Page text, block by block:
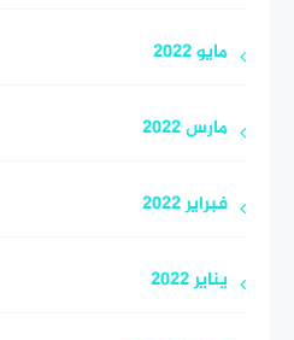
مايو 2022
مارس 2022
فبراير 2022
يناير 2022